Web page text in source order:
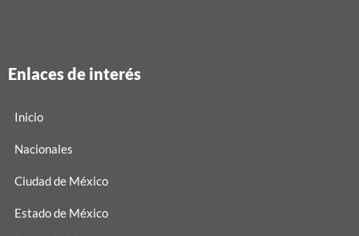
Enlaces de interés
Inicio
Nacionales
Ciudad de México
Estado de México